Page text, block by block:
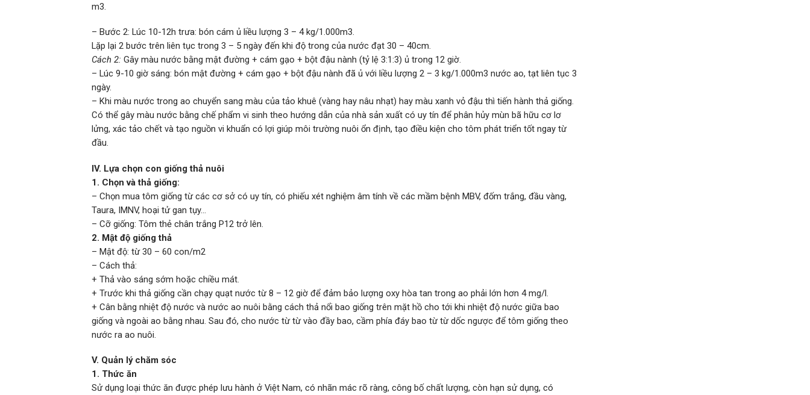
m3.
– Bước 2: Lúc 10-12h trưa: bón cám ủ liều lượng 3 – 4 kg/1.000m3.
Lặp lại 2 bước trên liên tục trong 3 – 5 ngày đến khi độ trong của nước đạt 30 – 40cm.
Cách 2: Gây màu nước bằng mật đường + cám gạo + bột đậu nành (tỷ lệ 3:1:3) ủ trong 12 giờ.
– Lúc 9-10 giờ sáng: bón mật đường + cám gạo + bột đậu nành đã ủ với liều lượng 2 – 3 kg/1.000m3 nước ao, tạt liên tục 3
ngày.
– Khi màu nước trong ao chuyển sang màu của tảo khuê (vàng hay nâu nhạt) hay màu xanh vỏ đậu thì tiến hành thả giống.
Có thể gây màu nước bằng chế phẩm vi sinh theo hướng dẫn của nhà sản xuất có uy tín để phân hủy mùn bã hữu cơ lơ
lửng, xác tảo chết và tạo nguồn vi khuẩn có lợi giúp môi trường nuôi ổn định, tạo điều kiện cho tôm phát triển tốt ngay từ
đầu.
IV. Lựa chọn con giống thả nuôi
1. Chọn và thả giống:
– Chọn mua tôm giống từ các cơ sở có uy tín, có phiếu xét nghiệm âm tính về các mầm bệnh MBV, đốm trắng, đầu vàng,
Taura, IMNV, hoại tử gan tụy…
– Cỡ giống: Tôm thẻ chân trắng P12 trở lên.
2. Mật độ giống thả
– Mật độ: từ 30 – 60 con/m2
– Cách thả:
+ Thả vào sáng sớm hoặc chiều mát.
+ Trước khi thả giống cần chạy quạt nước từ 8 – 12 giờ để đảm bảo lượng oxy hòa tan trong ao phải lớn hơn 4 mg/l.
+ Cân bằng nhiệt độ nước và nước ao nuôi bằng cách thả nổi bao giống trên mặt hồ cho tới khi nhiệt độ nước giữa bao
giống và ngoài ao bằng nhau. Sau đó, cho nước từ từ vào đầy bao, cầm phía đáy bao từ từ dốc ngược để tôm giống theo
nước ra ao nuôi.
V. Quản lý chăm sóc
1. Thức ăn
Sử dụng loại thức ăn được phép lưu hành ở Việt Nam, có nhãn mác rõ ràng, công bố chất lượng, còn hạn sử dụng, có